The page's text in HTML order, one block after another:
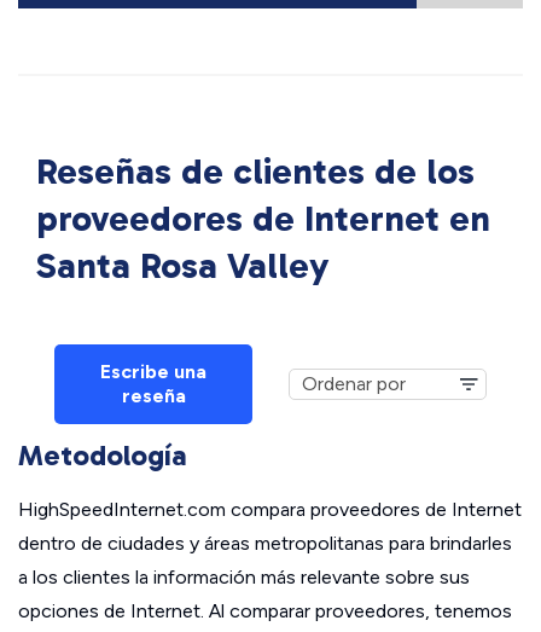
Reseñas de clientes de los
proveedores de Internet en
Santa Rosa Valley
Escribe una
reseña
Metodología
HighSpeedInternet.com compara proveedores de Internet
dentro de ciudades y áreas metropolitanas para brindarles
a los clientes la información más relevante sobre sus
opciones de Internet. Al comparar proveedores, tenemos